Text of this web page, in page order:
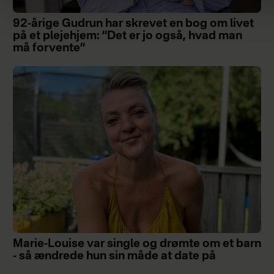
92-årige Gudrun har skrevet en bog om livet
på et plejehjem: ”Det er jo også, hvad man
må forvente”
Marie-Louise var single og drømte om et barn
- så ændrede hun sin måde at date på